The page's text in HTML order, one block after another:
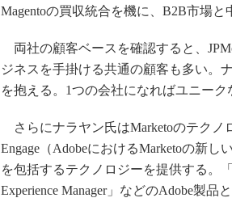
Magentoの買収統合を機に、B2B市場
両社の顧客ベースを確認すると、
ジネスを手掛ける共通の顧客も多い。
を抱える。1つの会社になればユニー
さらにナラヤン氏はMarketoのテクノ
Engage（AdobeにおけるMarketoの新
を包括するテクノロジーを提供する。
Experience Manager」などのAdobe製品